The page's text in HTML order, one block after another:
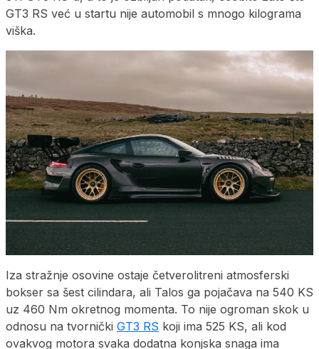
GT3 RS već u startu nije automobil s mnogo kilograma
viška.
Iza stražnje osovine ostaje četverolitreni atmosferski
bokser sa šest cilindara, ali Talos ga pojačava na 540 KS
uz 460 Nm okretnog momenta. To nije ogroman skok u
odnosu na tvornički GT3 RS koji ima 525 KS, ali kod
ovakvog motora svaka dodatna konjska snaga ima